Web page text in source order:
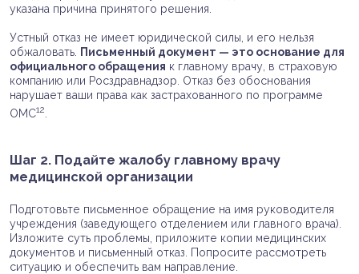
указана причина принятого решения.
Устный отказ не имеет юридической силы, и его нельзя
обжаловать.
Письменный документ — это основание для
официального обращения к главному врачу, в страховую
компанию или Росздравнадзор. Отказ без обоснования
нарушает ваши права как застрахованного по программе
ОМС12
Шаг 2. Подайте жалобу главному врачу
медицинской организации
Подготовьте письменное обращение на имя руководителя
учреждения (заведующего отделением или главного врача).
Изложите суть проблемы, приложите копии медицинских
документов и письменный отказ. Попросите рассмотреть
ситуацию и обеспечить вам направление.